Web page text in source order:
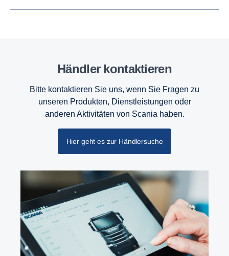
Retarder
Auch der Retarder des G33 wurde aktualisiert und
verbessert und ist nun in der Lage, bei einer
Kardanwellendrehzahl von weniger als 600 U/min
ein Drehmoment von 4.700 Nm zu liefern.
Händler kontaktieren
Bitte kontaktieren Sie uns, wenn Sie Fragen zu
unseren Produkten, Dienstleistungen oder
anderen Aktivitäten von Scania haben.
Hier geht es zur Händlersuche